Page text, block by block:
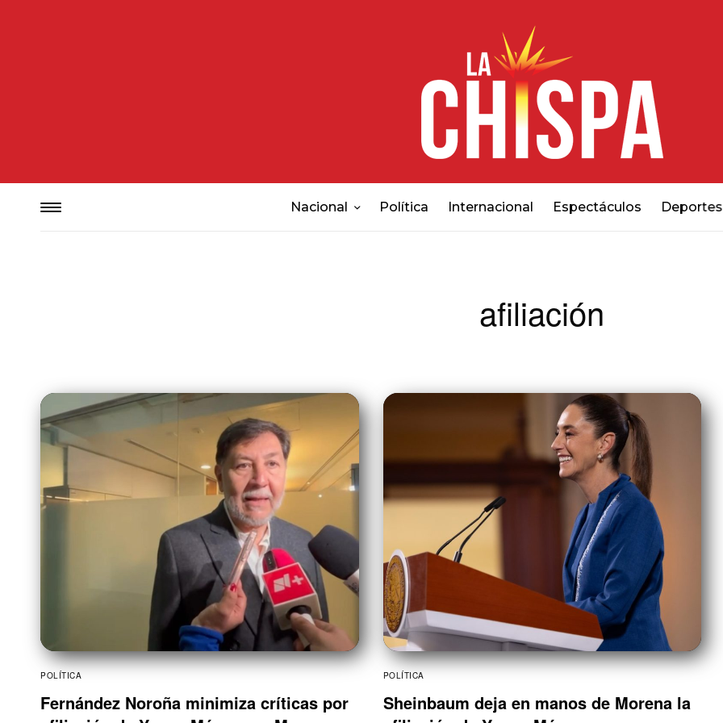
Nacional Política Internacional Espectáculos Deportes
afiliación
POLÍTICA
Fernández Noroña minimiza críticas por
POLÍTICA
Sheinbaum deja en manos de Morena la